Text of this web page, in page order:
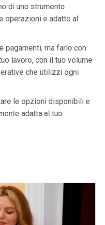
di uno strumento
operazioni e adatto al
pagamenti, ma farlo con
lavoro, con il tuo volume
che utilizzi ogni
le opzioni disponibili e
adatta al tuo